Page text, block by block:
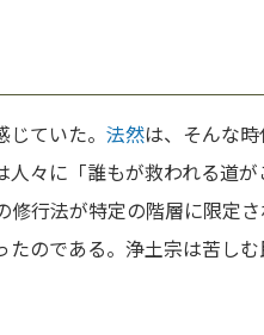
ていた。 法然は、そんな時
々に「誰もが救われる道が
行法が特定の階層に限定さ
たのである。浄土宗は苦し